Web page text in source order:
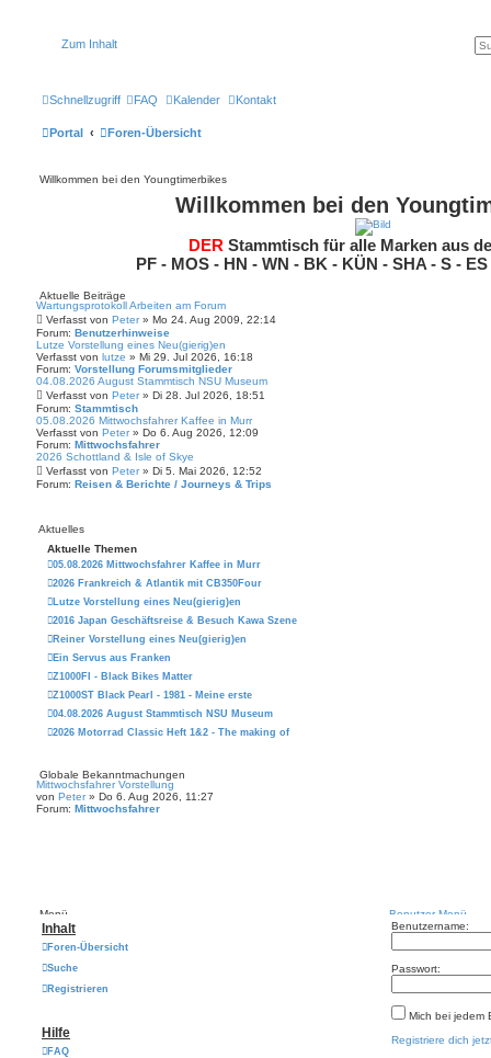
Zum Inhalt
Schnellzugriff FAQ Kalender Kontakt
Portal Foren-Übersicht
Willkommen bei den Youngtimerbikes
Willkommen bei den
DER Stammtisch für alle Marken aus
PF - MOS - HN - WN - BK - KÜN - SHA - S -
Aktuelle Beiträge
Wartungsprotokoll Arbeiten am Forum
Verfasst von Peter» Mo 24. Aug 2009, 22:14
Forum: Benutzerhinweise
Lutze Vorstellung eines Neu(gierig)en
Verfasst von lutze » Mi 29. Jul 2026, 16:18
Forum: Vorstellung Forumsmitglieder
04.08.2026 August Stammtisch NSU Museum
Verfasst von Peter» Di 28. Jul 2026, 18:51
Forum: Stammtisch
05.08.2026 Mittwochsfahrer Kaffee in Murr
Verfasst von Peter» Do 6. Aug 2026, 12:09
Forum: Mittwochsfahrer
2026 Schottland & Isle of Skye
Verfasst von Peter» Di 5. Mai 2026, 12:52
Forum: Reisen & Berichte / Journeys & Trips
Aktuelles
Aktuelle Themen
05.08.2026 Mittwochsfahrer Kaffee in Murr
2026 Frankreich & Atlantik mit CB350Four
Lutze Vorstellung eines Neu(gierig)en
2016 Japan Geschäftsreise & Besuch Kawa Szene
Reiner Vorstellung eines Neu(gierig)en
Ein Servus aus Franken
Z1000FI - Black Bikes Matter
Z1000ST Black Pearl - 1981 - Meine erste
04.08.2026 August Stammtisch NSU Museum
2026 Motorrad Classic Heft 1&2 - The making of
Globale Bekanntmachungen
Mittwochsfahrer Vorstellung
von Peter» Do 6. Aug 2026, 11:27
Forum: Mittwochsfahrer
Menü
Inhalt
Foren-Übersicht
Suche
Registrieren
Hilfe
FAQ
Benutzer-Menü
Benutzername:
Passwort:
Mich bei jedem
Registriere dich